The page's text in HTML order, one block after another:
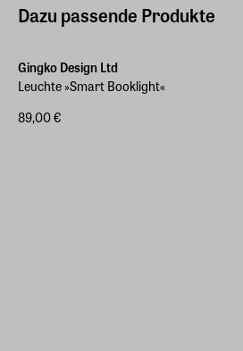
Dazu passende Produkte
Gingko Design Ltd
Leuchte »Smart Booklight«
89,00 €